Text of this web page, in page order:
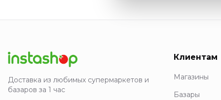
Доставка из любимых супермаркетов и
базаров за 1 час
Клиентам
Магазины
Базары